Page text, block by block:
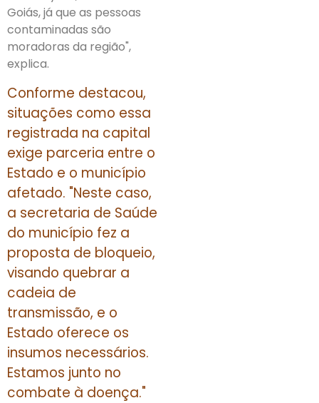
Goiás, já que as pessoas
contaminadas são
moradoras da região",
explica.
Conforme destacou,
situações como essa
registrada na capital
exige parceria entre o
Estado e o município
afetado. "Neste caso,
a secretaria de Saúde
do município fez a
proposta de bloqueio,
visando quebrar a
cadeia de
transmissão, e o
Estado oferece os
insumos necessários.
Estamos junto no
combate à doença."